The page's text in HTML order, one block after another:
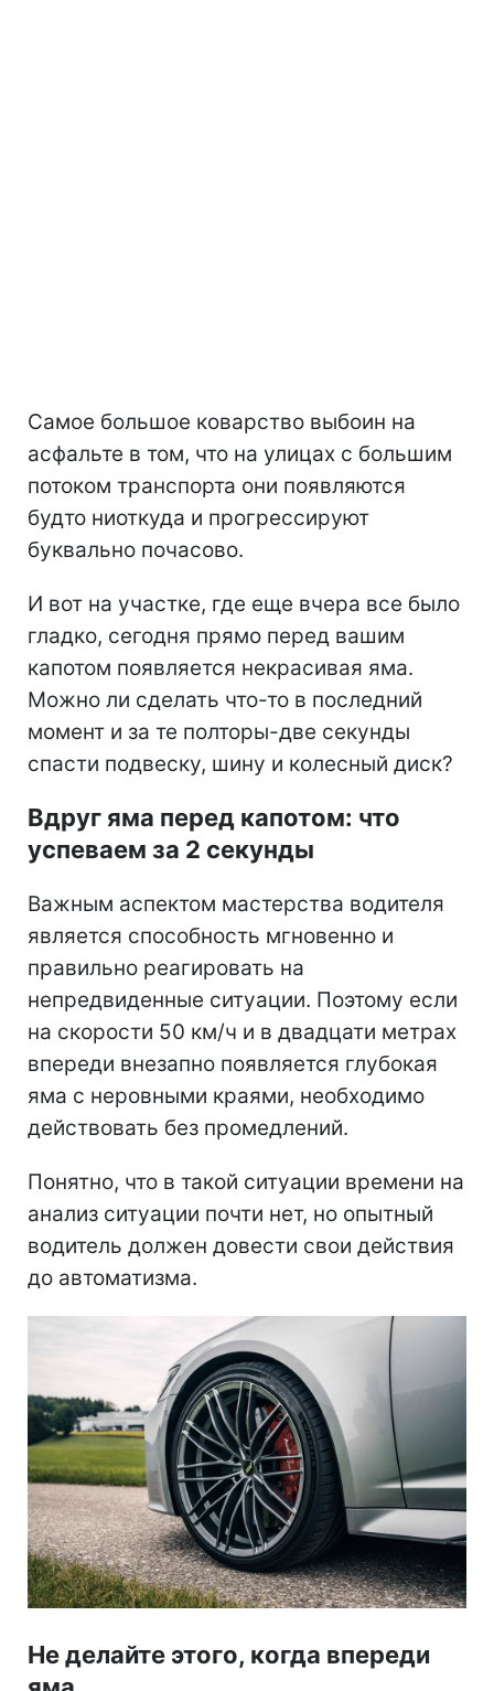
Самое большое коварство выбоин на
асфальте в том, что на улицах с большим
потоком транспорта они появляются
будто ниоткуда и прогрессируют
буквально почасово.
И вот на участке, где еще вчера все было
гладко, сегодня прямо перед вашим
капотом появляется некрасивая яма.
Можно ли сделать что-то в последний
момент и за те полторы-две секунды
спасти подвеску, шину и колесный диск?
Вдруг яма перед капотом: что
успеваем за 2 секунды
Важным аспектом мастерства водителя
является способность мгновенно и
правильно реагировать на
непредвиденные ситуации. Поэтому если
на скорости 50 км/ч и в двадцати метрах
впереди внезапно появляется глубокая
яма с неровными краями, необходимо
действовать без промедлений.
Понятно, что в такой ситуации времени на
анализ ситуации почти нет, но опытный
водитель должен довести свои действия
до автоматизма.
Не делайте этого, когда впереди